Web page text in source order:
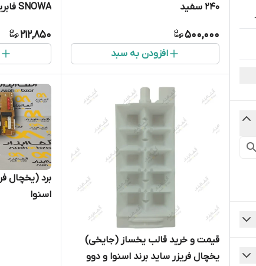
240 سفید
500,000
افزودن به سبد
SNOWA فابریک
212,850
قیمت و خرید قالب یخساز (جایخی)
یخچال فریزر ساید برند اسنوا و دوو
اسنوا